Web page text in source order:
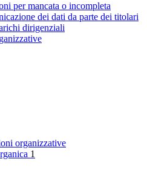
per mancata o incompleta
dei dati da parte dei titolari
dirigenziali
organizzative
1